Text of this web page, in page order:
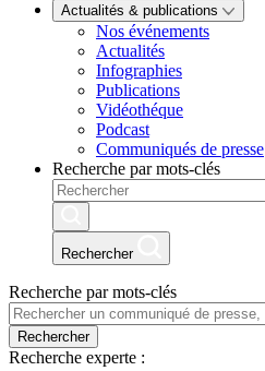
Actualités & publications
Nos événements
Actualités
Infographies
Publications
Vidéothéque
Podcast
Communiqués de presse
Recherche par mots-clés
Rechercher
Recherche par mots-clés
Rechercher
Recherche experte :